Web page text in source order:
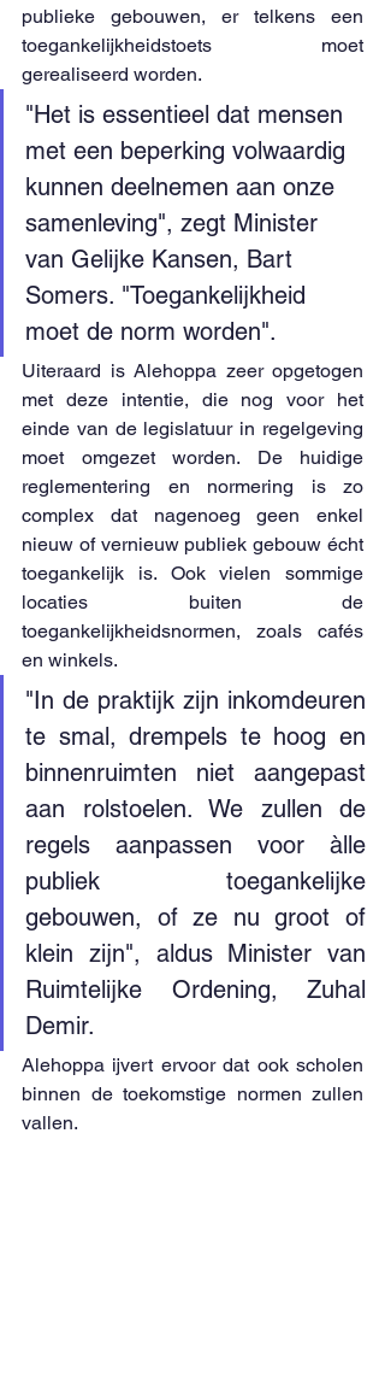
publieke gebouwen, er telkens een
toegankelijkheidstoets moet
gerealiseerd worden.
"Het is essentieel dat mensen
met een beperking volwaardig
kunnen deelnemen aan onze
samenleving", zegt Minister
van Gelijke Kansen, Bart
Somers. "Toegankelijkheid
moet de norm worden".
Uiteraard is Alehoppa zeer opgetogen
met deze intentie, die nog voor het
einde van de legislatuur in regelgeving
moet omgezet worden. De huidige
reglementering en normering is zo
complex dat nagenoeg geen enkel
nieuw of vernieuw publiek gebouw écht
toegankelijk is. Ook vielen sommige
locaties buiten de
toegankelijkheidsnormen, zoals cafés
en winkels.
"In de praktijk zijn inkomdeuren
te smal, drempels te hoog en
binnenruimten niet aangepast
aan rolstoelen. We zullen de
regels aanpassen voor àlle
publiek toegankelijke
gebouwen, of ze nu groot of
klein zijn", aldus Minister van
Ruimtelijke Ordening, Zuhal
Demir.
Alehoppa ijvert ervoor dat ook scholen
binnen de toekomstige normen zullen
vallen.